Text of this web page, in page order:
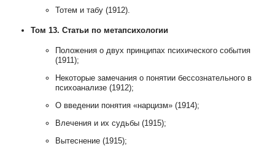
Тотем и табу (1912).
Том 13. Статьи по метапсихологии
Положения о двух принципах психического события
(1911);
Некоторые замечания о понятии бессознательного в
психоанализе (1912);
О введении понятия «нарцизм» (1914);
Влечения и их судьбы (1915);
Вытеснение (1915);